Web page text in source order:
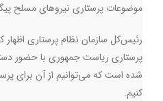
موضوعات پرستاری نیروهای مسلح
رئیس‌کل سازمان نظام پرستاری اظهار
پرستاری ریاست جمهوری با حضور
شده است که می‌توانیم از آن برای
کنیم.